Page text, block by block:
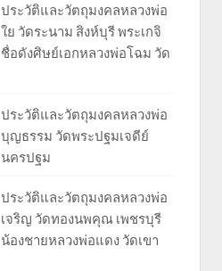
ประวัติและวัตถุมงคลหลวงพ่อ
ใย วัดระนาม สิงห์บุรี พระเกจิ
ชื่อดังศิษย์เอกหลวงพ่อโฉม วัด
ประวัติและวัตถุมงคลหลวงพ่อ
บุญธรรม วัดพระปฐมเจดีย์
นครปฐม
ประวัติและวัตถุมงคลหลวงพ่อ
เจริญ วัดทองนพคุณ เพชรบุรี
น้องชายหลวงพ่อแดง วัดเขา